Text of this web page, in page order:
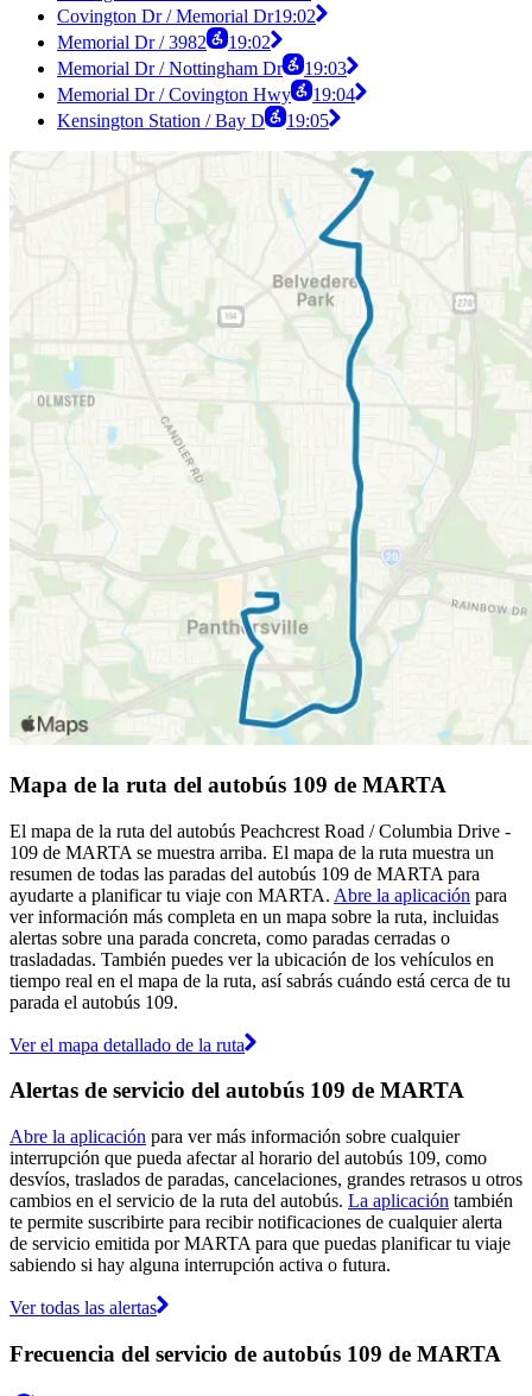
Covington Dr / Memorial Dr19:02
Memorial Dr / 3982
19:02
Memorial Dr / Nottingham Dr
19:03
Memorial Dr / Covington Hwy
19:04
Kensington Station / Bay D
19:05
Mapa de la ruta del autobús 109 de MARTA
El mapa de la ruta del autobús Peachcrest Road / Columbia Drive -
109 de MARTA se muestra arriba. El mapa de la ruta muestra un
resumen de todas las paradas del autobús 109 de MARTA para
ayudarte a planificar tu viaje con MARTA. Abre la aplicación para
ver información más completa en un mapa sobre la ruta, incluidas
alertas sobre una parada concreta, como paradas cerradas o
trasladadas. También puedes ver la ubicación de los vehículos en
tiempo real en el mapa de la ruta, así sabrás cuándo está cerca de tu
parada el autobús 109.
Ver el mapa detallado de la ruta
Alertas de servicio del autobús 109 de MARTA
Abre la aplicación para ver más información sobre cualquier
interrupción que pueda afectar al horario del autobús 109, como
desvíos, traslados de paradas, cancelaciones, grandes retrasos u otros
cambios en el servicio de la ruta del autobús. La aplicación también
te permite suscribirte para recibir notificaciones de cualquier alerta
de servicio emitida por MARTA para que puedas planificar tu viaje
sabiendo si hay alguna interrupción activa o futura.
Ver todas las alertas
Frecuencia del servicio de autobús 109 de MARTA